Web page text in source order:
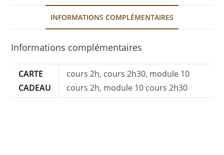
INFORMATIONS COMPLÉMENTAIRES
Informations complémentaires
CARTE
CADEAU
cours 2h, cours 2h30, module 10
cours 2h, module 10 cours 2h30